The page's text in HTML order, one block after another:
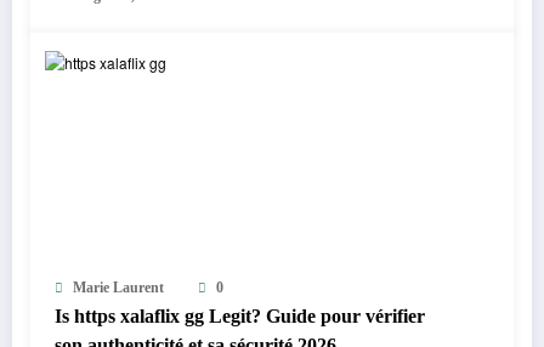
Marie Laurent 0
Is https xalaflix gg Legit? Guide pour vérifier